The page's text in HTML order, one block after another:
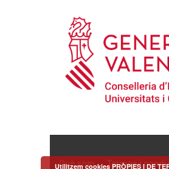
Què som Termes i
Utilitzem cookies PRÒPIES I DE